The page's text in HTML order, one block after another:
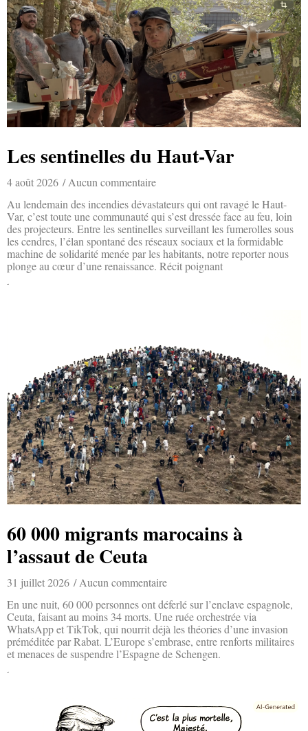
Les sentinelles du Haut-Var
4 août 2026
Aucun commentaire
Au lendemain des incendies dévastateurs qui ont ravagé le Haut-
Var, c’est toute une communauté qui s’est dressée face au feu, loin
des projecteurs. Entre les sentinelles surveillant les fumerolles sous
les cendres, l’élan spontané des réseaux sociaux et la formidable
machine de solidarité menée par les habitants, notre reporter nous
plonge au cœur d’une renaissance. Récit poignant
60 000 migrants marocains à
l’assaut de Ceuta
31 juillet 2026
Aucun commentaire
En une nuit, 60 000 personnes ont déferlé sur l’enclave espagnole,
Ceuta, faisant au moins 34 morts. Une ruée orchestrée via
WhatsApp et TikTok, qui nourrit déjà les théories d’une invasion
préméditée par Rabat. L’Europe s’embrase, entre renforts militaires
et menaces de suspendre l’Espagne de Schengen.